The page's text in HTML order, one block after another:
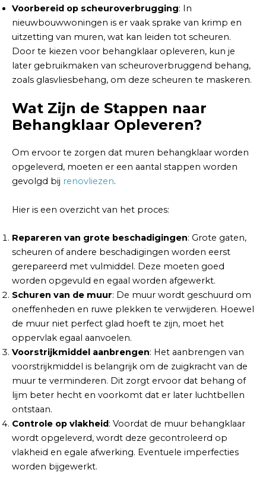
Voorbereid op scheuroverbrugging: In
nieuwbouwwoningen is er vaak sprake van krimp en
uitzetting van muren, wat kan leiden tot scheuren.
Door te kiezen voor behangklaar opleveren, kun je
later gebruikmaken van scheuroverbruggend behang,
zoals glasvliesbehang, om deze scheuren te maskeren.
Wat Zijn de Stappen naar
Behangklaar Opleveren?
Om ervoor te zorgen dat muren behangklaar worden
opgeleverd, moeten er een aantal stappen worden
gevolgd bij renovliezen.
Hier is een overzicht van het proces:
Repareren van grote beschadigingen: Grote gaten,
scheuren of andere beschadigingen worden eerst
gerepareerd met vulmiddel. Deze moeten goed
worden opgevuld en egaal worden afgewerkt.
Schuren van de muur: De muur wordt geschuurd om
oneffenheden en ruwe plekken te verwijderen. Hoewel
de muur niet perfect glad hoeft te zijn, moet het
oppervlak egaal aanvoelen.
Voorstrijkmiddel aanbrengen: Het aanbrengen van
voorstrijkmiddel is belangrijk om de zuigkracht van de
muur te verminderen. Dit zorgt ervoor dat behang of
lijm beter hecht en voorkomt dat er later luchtbellen
ontstaan.
Controle op vlakheid: Voordat de muur behangklaar
wordt opgeleverd, wordt deze gecontroleerd op
vlakheid en egale afwerking. Eventuele imperfecties
worden bijgewerkt.